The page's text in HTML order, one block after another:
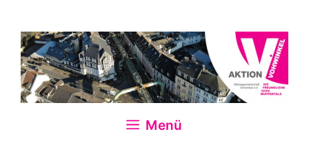
springen
Menü